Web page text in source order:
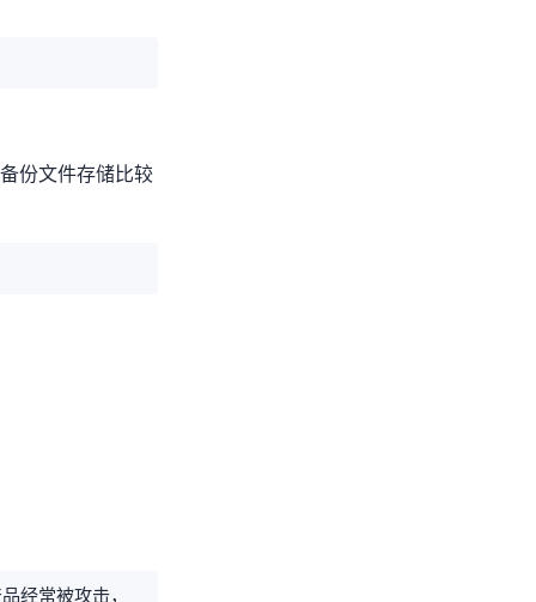
备份/文件存储比较
被DDOS攻击，